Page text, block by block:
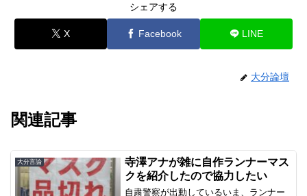
シェアする
X Facebook LINE
大分論壇
関連記事
大分言論
寺澤アナが雑に自作ランナーマス
クを紹介したので協力したい
自粛警察が出動しているいま、ランナー